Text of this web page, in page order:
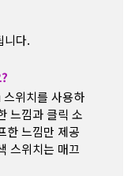
니다.
위치를 사용하
느낌과 클릭 소
한 느낌만 제공
스위치는 매끄